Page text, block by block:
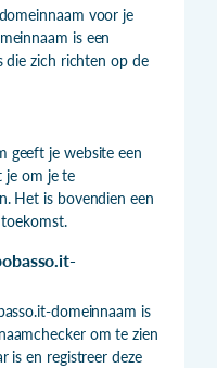
voor je
is een
die zich richten op de
geeft je website een
je om je te
Het is bovendien een
domeinnaam is
om te zien
is en registreer deze